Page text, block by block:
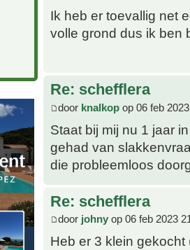
Ik heb er toevallig net
volle grond dus ik ben
Re: schefflera
door knalkop op 06 feb
Staat bij mij nu 1 jaar
gehad van
die probleemloos
Re: schefflera
door johny op 06 feb 2023
Heb er 3 klein